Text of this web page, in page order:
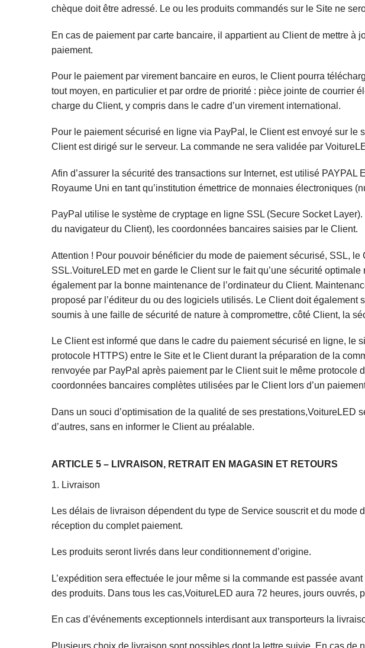
chèque doit être adressé. Le ou les produits commandés sur le Site ne
En cas de paiement par carte bancaire, il appartient au Client de mettre à
paiement.
Pour le paiement par virement bancaire en euros, le Client pourra
tout moyen, en particulier et par ordre de priorité : pièce jointe de courrier
charge du Client, y compris dans le cadre d’un virement international.
Pour le paiement sécurisé en ligne via PayPal, le Client est envoyé sur
Client est dirigé sur le serveur. La commande ne sera validée par
Afin d’assurer la sécurité des transactions sur Internet, est utilisé
Royaume Uni en tant qu’institution émettrice de monnaies électroniques
PayPal utilise le système de cryptage en ligne SSL (Secure Socket
du navigateur du Client), les coordonnées bancaires saisies par le Client.
Attention ! Pour pouvoir bénéficier du mode de paiement sécurisé, SSL,
SSL.VoitureLED met en garde le Client sur le fait qu’une sécurité
également par la bonne maintenance de l’ordinateur du Client.
proposé par l’éditeur du ou des logiciels utilisés. Le Client doit également
soumis à une faille de sécurité de nature à compromettre, côté Client, la
Le Client est informé que dans le cadre du paiement sécurisé en ligne,
protocole HTTPS) entre le Site et le Client durant la préparation de la
renvoyée par PayPal après paiement par le Client suit le même protocole
coordonnées bancaires complètes utilisées par le Client lors d’un
Dans un souci d’optimisation de la qualité de ses
d’autres, sans en informer le Client au préalable.
ARTICLE 5 – LIVRAISON, RETRAIT EN MAGASIN ET RETOURS
1. Livraison
Les délais de livraison dépendent du type de Service souscrit et du mode
réception du complet paiement.
Les produits seront livrés dans leur conditionnement d’origine.
L’expédition sera effectuée le jour même si la commande est passée
des produits. Dans tous les cas,VoitureLED aura 72 heures, jours
En cas d’événements exceptionnels interdisant aux transporteurs la
Plusieurs choix de livraison sont possibles dont la lettre suivie. En cas